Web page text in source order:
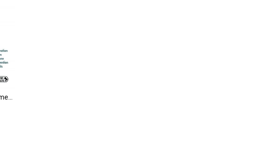
Le développement – Une arme de paix